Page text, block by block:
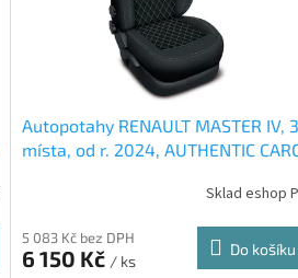
Autopotahy RENAULT MASTER IV, 3
místa, od r. 2024, AUTHENTIC
Sklad eshop
5 083 Kč bez DPH
6 150 Kč / ks
Do košíku